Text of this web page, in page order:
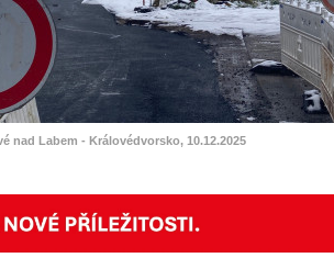
nad Labem - Královédvorsko, 10.12.2025